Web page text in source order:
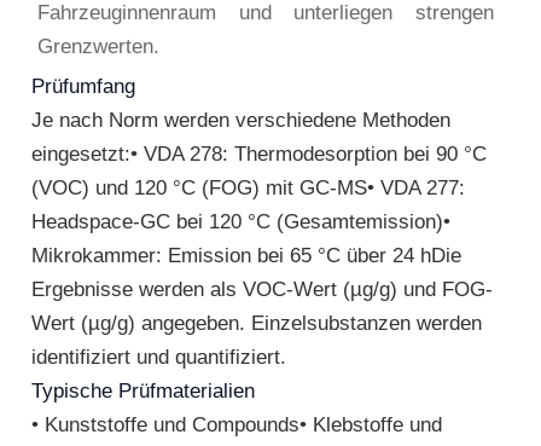
Fahrzeuginnenraum und unterliegen strengen
Grenzwerten.
Prüfumfang
Je nach Norm werden verschiedene Methoden
eingesetzt:• VDA 278: Thermodesorption bei 90 °C
(VOC) und 120 °C (FOG) mit GC-MS• VDA 277:
Headspace-GC bei 120 °C (Gesamtemission)•
Mikrokammer: Emission bei 65 °C über 24 hDie
Ergebnisse werden als VOC-Wert (µg/g) und FOG-
Wert (µg/g) angegeben. Einzelsubstanzen werden
identifiziert und quantifiziert.
Typische Prüfmaterialien
• Kunststoffe und Compounds• Klebstoffe und